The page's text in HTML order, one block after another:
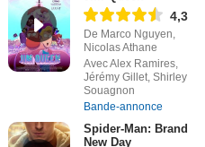
4,3
De Marco Nguyen,
Nicolas Athane
Avec Alex Ramires,
Jérémy Gillet, Shirley
Souagnon
Bande-annonce
Spider-Man: Brand
New Day